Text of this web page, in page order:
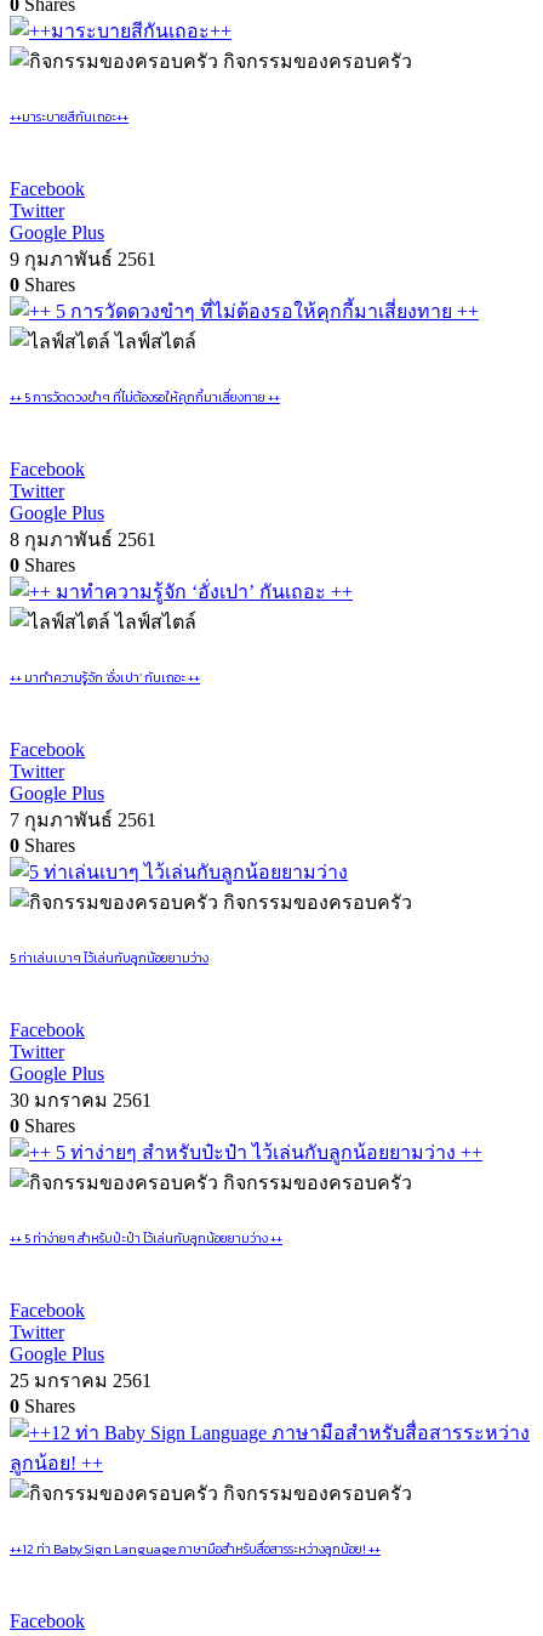
0 Shares
กิจกรรมของครอบครัว
++มาระบายสีกันเถอะ++
Facebook
Twitter
Google Plus
9 กุมภาพันธ์ 2561
0 Shares
ไลฟ์สไตล์
++ 5 การวัดดวงขำๆ ที่ไม่ต้องรอให้คุกกี้มาเสี่ยงทาย ++
Facebook
Twitter
Google Plus
8 กุมภาพันธ์ 2561
0 Shares
ไลฟ์สไตล์
++ มาทำความรู้จัก ‘อั่งเปา’ กันเถอะ ++
Facebook
Twitter
Google Plus
7 กุมภาพันธ์ 2561
0 Shares
กิจกรรมของครอบครัว
5 ท่าเล่นเบาๆ ไว้เล่นกับลูกน้อยยามว่าง
Facebook
Twitter
Google Plus
30 มกราคม 2561
0 Shares
กิจกรรมของครอบครัว
++ 5 ท่าง่ายๆ สำหรับป๋ะป๋า ไว้เล่นกับลูกน้อยยามว่าง ++
Facebook
Twitter
Google Plus
25 มกราคม 2561
0 Shares
กิจกรรมของครอบครัว
++12 ท่า Baby Sign Language ภาษามือสำหรับสื่อสารระหว่างลูกน้อย! ++
Facebook